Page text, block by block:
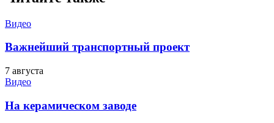
Видео
Важнейший транспортный проект
7 августа
Видео
На керамическом заводе